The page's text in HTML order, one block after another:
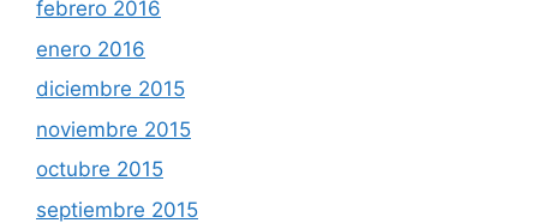
febrero 2016
enero 2016
diciembre 2015
noviembre 2015
octubre 2015
septiembre 2015